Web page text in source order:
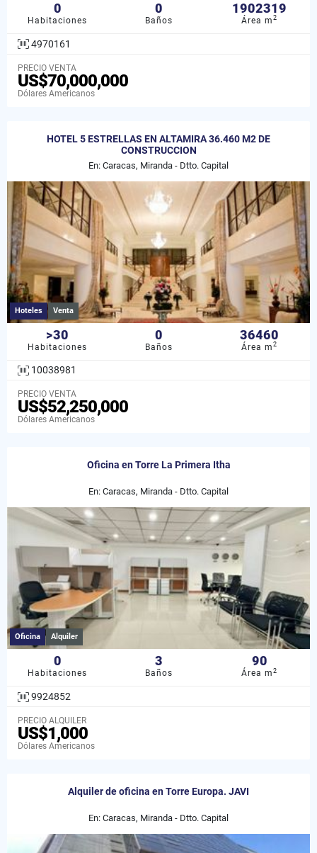
0
Habitaciones
0
Baños
1902319
Área m2
4970161
PRECIO VENTA
US$70,000,000
Dólares Americanos
HOTEL 5 ESTRELLAS EN ALTAMIRA 36.460 M2 DE
CONSTRUCCION
En: Caracas, Miranda - Dtto. Capital
Hoteles Venta
>30
Habitaciones
0
Baños
36460
Área m2
10038981
PRECIO VENTA
US$52,250,000
Dólares Americanos
Oficina en Torre La Primera Itha
En: Caracas, Miranda - Dtto. Capital
Oficina Alquiler
0
Habitaciones
3
Baños
90
Área m2
9924852
PRECIO ALQUILER
US$1,000
Dólares Americanos
Alquiler de oficina en Torre Europa. JAVI
En: Caracas, Miranda - Dtto. Capital